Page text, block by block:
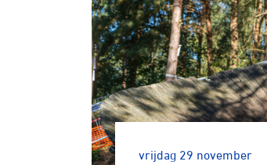
vrijdag 29 november